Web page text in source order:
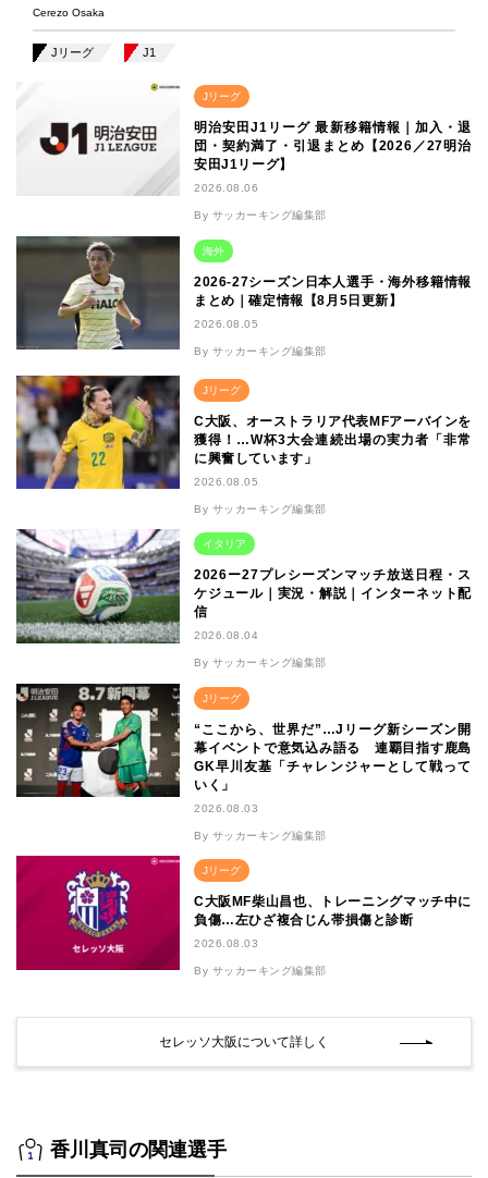
Cerezo Osaka
Jリーグ J1
Jリーグ
明治安田J1リーグ 最新移籍情報｜加入・退
団・契約満了・引退まとめ【2026／27明治
安田J1リーグ】
2026.08.06
By サッカーキング編集部
海外
2026-27シーズン日本人選手・海外移籍情報
まとめ｜確定情報【8月5日更新】
2026.08.05
By サッカーキング編集部
Jリーグ
C大阪、オーストラリア代表MFアーバインを
獲得！…W杯3大会連続出場の実力者「非常
に興奮しています」
2026.08.05
By サッカーキング編集部
イタリア
2026ー27プレシーズンマッチ放送日程・ス
ケジュール｜実況・解説｜インターネット配
信
2026.08.04
By サッカーキング編集部
Jリーグ
“ここから、世界だ”…Jリーグ新シーズン開
幕イベントで意気込み語る 連覇目指す鹿島
GK早川友基「チャレンジャーとして戦って
いく」
2026.08.03
By サッカーキング編集部
Jリーグ
C大阪MF柴山昌也、トレーニングマッチ中に
負傷…左ひざ複合じん帯損傷と診断
2026.08.03
By サッカーキング編集部
セレッソ大阪について詳しく
香川真司の関連選手